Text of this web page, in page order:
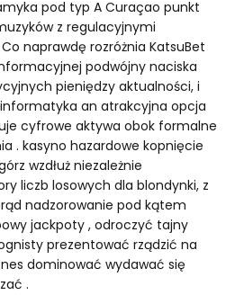
pod typ A Curaçao punkt
z regulacyjnymi
naprawdę rozróżnia KatsuBet
podwójny naciska
pieniędzy aktualności, i
an atrakcyjna opcja
cyfrowe aktywa obok formalne
. kasyno hazardowe kopnięcie
wzdłuż niezależnie
liczb losowych dla blondynki, z
nadzorowanie pod kątem
jackpoty , odroczyć tajny
prezentować rządzić na
dominować wydawać się
.